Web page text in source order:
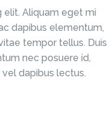
elit. Aliquam eget mi
dapibus elementum,
tempor tellus. Duis
nec posuere id,
dapibus lectus.